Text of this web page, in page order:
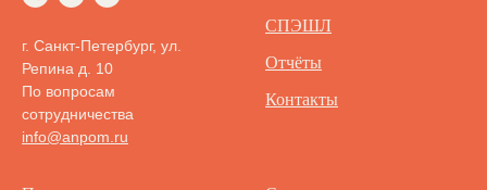
г. Санкт-Петербург, ул.
Репина д. 10
По вопросам
сотрудничества
info@anpom.ru
СПЭШЛ
Отчёты
Контакты